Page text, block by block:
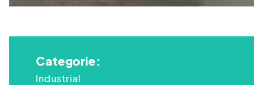
Categorie:
Industrial